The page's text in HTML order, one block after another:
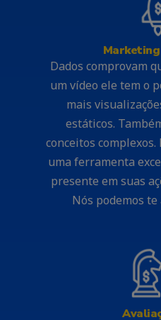
Dados comprovam
um vídeo ele tem o
mais
estáticos.
conceitos
uma ferramenta
presente em suas
Nós podemos